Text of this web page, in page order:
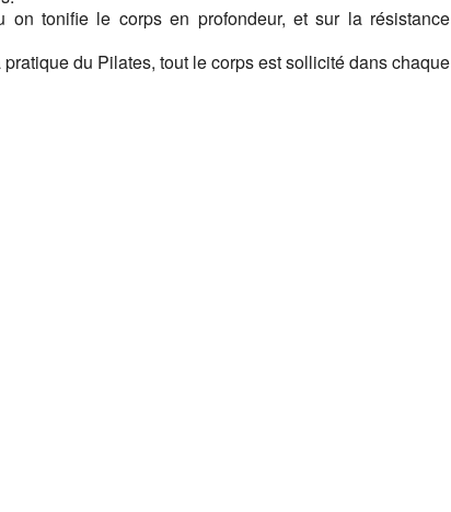
tonifie le corps en profondeur, et sur la résistance
du Pilates, tout le corps est sollicité dans chaque